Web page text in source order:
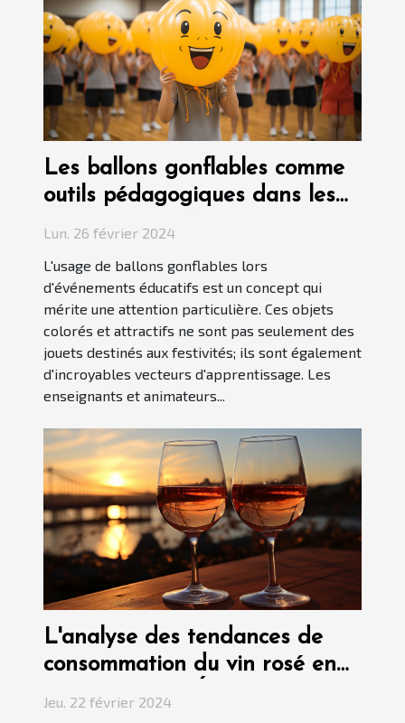
Les ballons gonflables comme
outils pédagogiques dans les
événements éducatifs
Lun. 26 février 2024
L'usage de ballons gonflables lors
d'événements éducatifs est un concept qui
mérite une attention particulière. Ces objets
colorés et attractifs ne sont pas seulement des
jouets destinés aux festivités; ils sont également
d'incroyables vecteurs d'apprentissage. Les
enseignants et animateurs...
L'analyse des tendances de
consommation du vin rosé en
Europe et aux États-Unis
Jeu. 22 février 2024